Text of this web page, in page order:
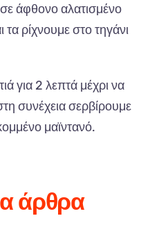
άφθονο αλατισμένο
τα ρίχνουμε στο τηγάνι
για 2 λεπτά μέχρι να
συνέχεια σερβίρουμε
μαϊντανό.
άρθρα